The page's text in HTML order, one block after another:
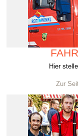
Hier
Zur